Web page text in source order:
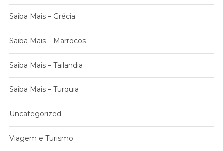
Saiba Mais – Grécia
Saiba Mais – Marrocos
Saiba Mais – Tailandia
Saiba Mais – Turquia
Uncategorized
Viagem e Turismo